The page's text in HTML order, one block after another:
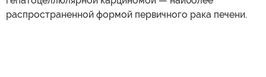
распространенной формой первичного рака печени.